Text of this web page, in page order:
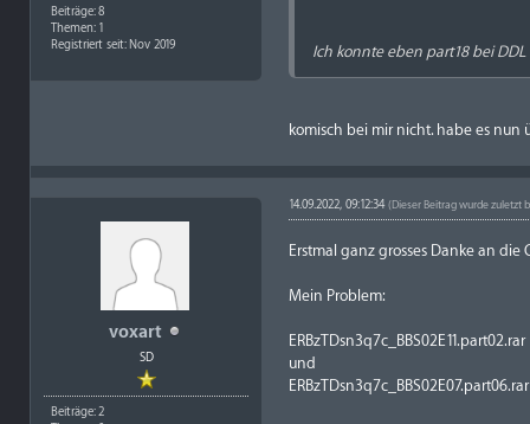
Beiträge: 8
Themen: 1
Registriert seit: Nov 2019
Ich konnte eben part18 bei
komisch bei mir nicht. habe es
voxart
SD
Beiträge: 2
14.09.2022, 09:12:34(Dieser Beitrag wurde zuletzt
Erstmal ganz grosses Danke an die
Mein Problem:
ERBzTDsn3q7c_BBS02E11.part02.rar
und
ERBzTDsn3q7c_BBS02E07.part06.rar